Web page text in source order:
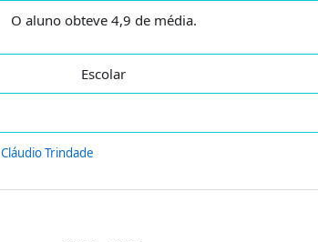
O aluno obteve 4,9 de média.
Escolar
Cláudio Trindade